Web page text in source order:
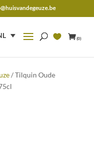
(0)
/ Tilquin Oude